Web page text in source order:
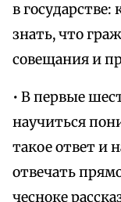
в государстве:
знать, что
совещания и
• В первые
научиться
такое ответ и
отвечать
чесноке